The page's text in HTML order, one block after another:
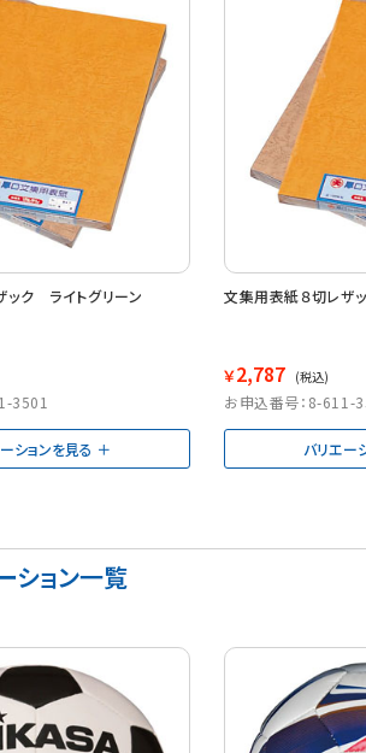
ック ライトグリーン
3501
ションを見る
文集用表紙８切レザ
￥2,787 (税込)
お申込番号：8-611-
バリエー
ション一覧